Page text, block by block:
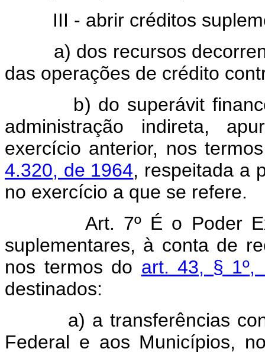
III - abrir créditos
a) dos recursos
das operações de crédito
b) do superávit
administração indireta,
exercício anterior, nos
4.320, de 1964, respeitada a
no exercício a que se refere.
Art. 7º É o Poder
suplementares, à conta de
nos termos do art. 43, § 1º,
destinados:
a) a transferências
Federal e aos Municípios,